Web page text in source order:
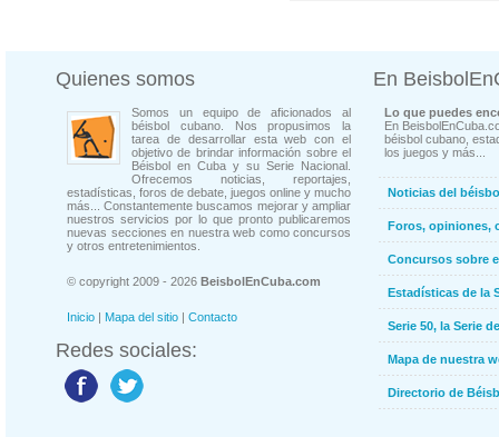
Quienes somos
Somos un equipo de aficionados al
béisbol cubano. Nos propusimos la
tarea de desarrollar esta web con el
objetivo de brindar información sobre el
Béisbol en Cuba y su Serie Nacional.
Ofrecemos noticias, reportajes,
estadísticas, foros de debate, juegos online y mucho
más... Constantemente buscamos mejorar y ampliar
nuestros servicios por lo que pronto publicaremos
nuevas secciones en nuestra web como concursos
y otros entretenimientos.
© copyright 2009 - 2026 BeisbolEnCuba.com
Inicio | Mapa del sitio | Contacto
Redes sociales:
En
Lo que puedes
En
béisbol cubano,
los juegos y más...
Noticias del
Foros, opiniones,
Concursos sobre
Estadísticas de la
Serie 50, la Serie
Mapa de nuestra
Directorio de